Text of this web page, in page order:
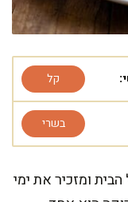
קל
בשרי
ומזכיר את ימי